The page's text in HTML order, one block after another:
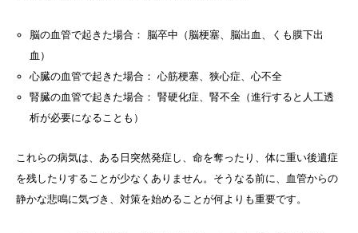
脳の血管で起きた場合： 脳卒中（脳梗塞、脳出血、くも膜下出
血）
心臓の血管で起きた場合： 心筋梗塞、狭心症、心不全
腎臓の血管で起きた場合： 腎硬化症、腎不全（進行すると人工透
析が必要になることも）
これらの病気は、ある日突然発症し、命を奪ったり、体に重い後遺症
を残したりすることが少なくありません。そうなる前に、血管からの
静かな悲鳴に気づき、対策を始めることが何よりも重要です。